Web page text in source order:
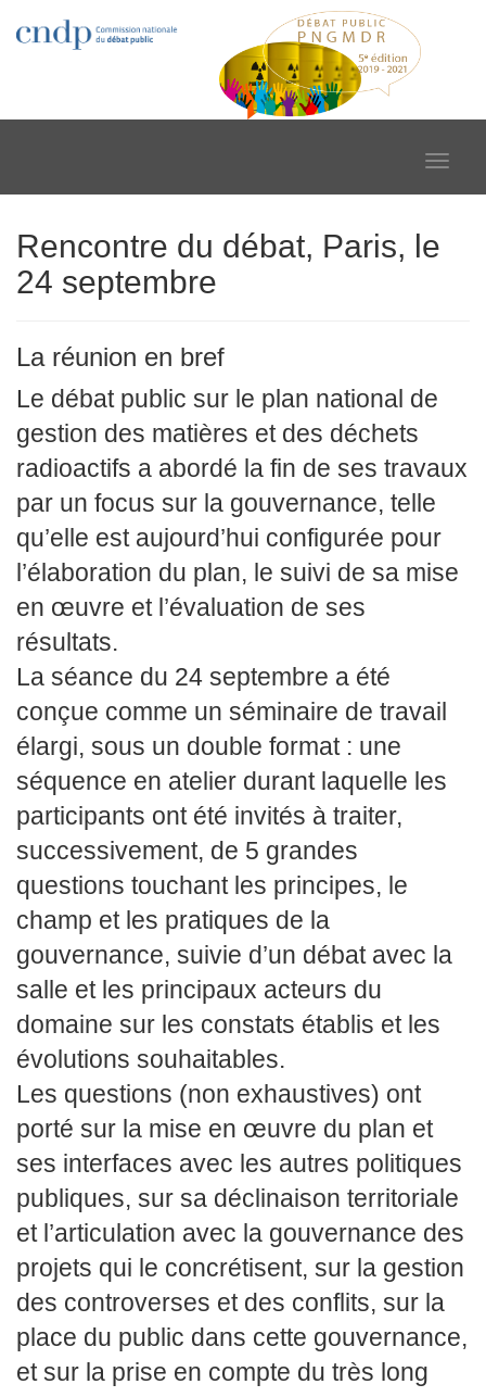
Toggle
Rencontre du débat, Paris, le
24 septembre
La réunion en bref
Le débat public sur le plan national de
gestion des matières et des déchets
radioactifs a abordé la fin de ses travaux
par un focus sur la gouvernance, telle
qu’elle est aujourd’hui configurée pour
l’élaboration du plan, le suivi de sa mise
en œuvre et l’évaluation de ses
résultats.
La séance du 24 septembre a été
conçue comme un séminaire de travail
élargi, sous un double format : une
séquence en atelier durant laquelle les
participants ont été invités à traiter,
successivement, de 5 grandes
questions touchant les principes, le
champ et les pratiques de la
gouvernance, suivie d’un débat avec la
salle et les principaux acteurs du
domaine sur les constats établis et les
évolutions souhaitables.
Les questions (non exhaustives) ont
porté sur la mise en œuvre du plan et
ses interfaces avec les autres politiques
publiques, sur sa déclinaison territoriale
et l’articulation avec la gouvernance des
projets qui le concrétisent, sur la gestion
des controverses et des conflits, sur la
place du public dans cette gouvernance,
et sur la prise en compte du très long